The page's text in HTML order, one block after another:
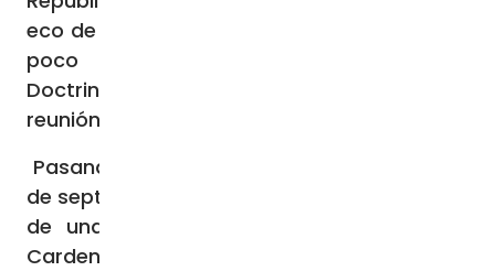
eco de que el cardenal Ladaria, hasta hace
poco prefecto del Dicasterio para la
Doctrina de la Fe, pidió ser exonerado de la
reunión sinodal.
Pasando a otros temas, el pasado lunes 18
de septiembre se conocieron los resultados
de una visita canónica ordenada por el
Cardenal Vicario de Roma, al «